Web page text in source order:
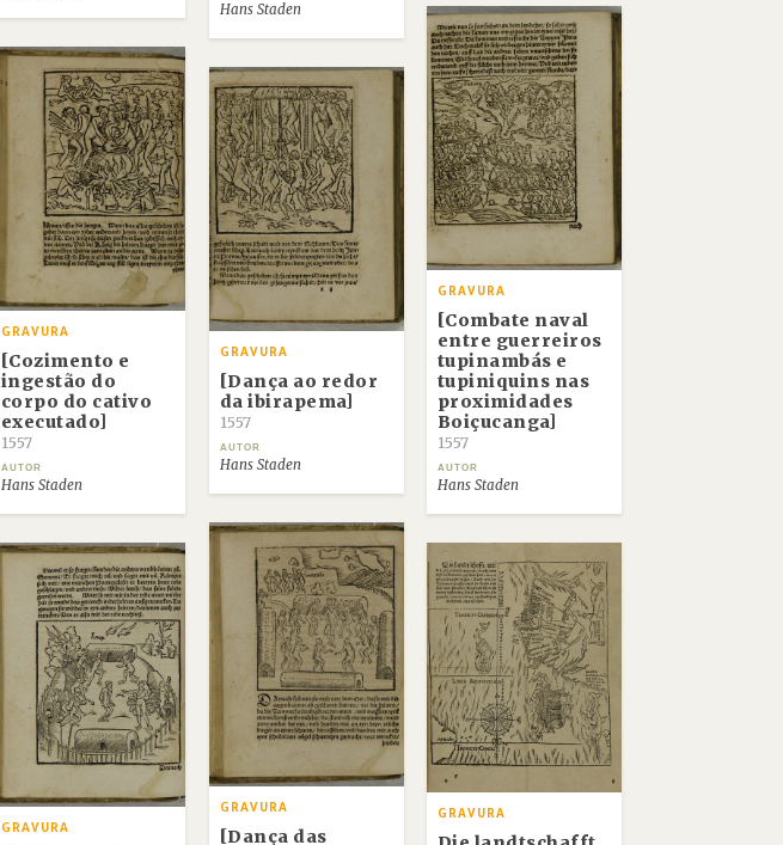
Hans Staden
GRAVURA
[Combate naval
entre guerreiros
tupinambás e
tupiniquins nas
proximidades
Boiçucanga]
1557
AUTOR
Hans Staden
GRAVURA
[Cozimento e
ingestão do
corpo do cativo
executado]
1557
AUTOR
Hans Staden
GRAVURA
[Dança ao redor
da ibirapema]
1557
AUTOR
Hans Staden
GRAVURA
[Dança das
GRAVURA
GRAVURA